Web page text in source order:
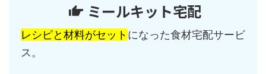
ミールキット宅配
レシピと材料がセット になった食材宅配サービ
ス。